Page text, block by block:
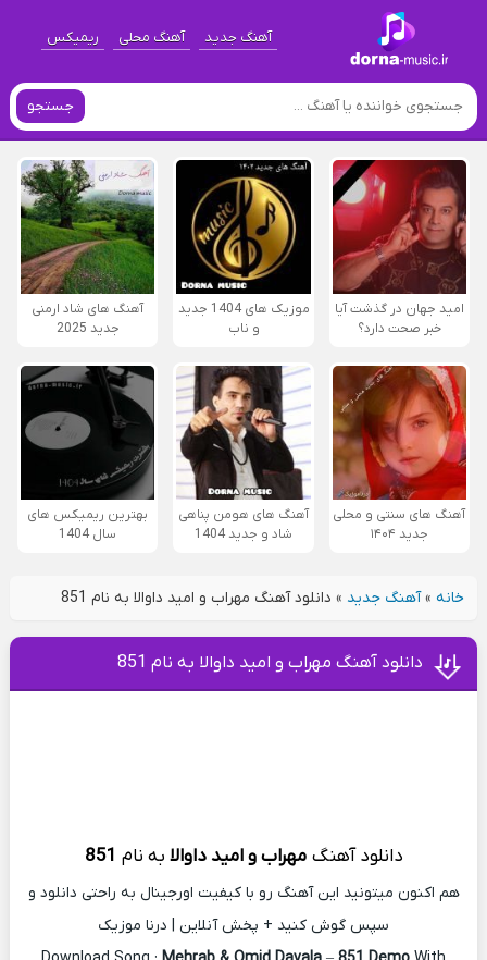
آهنگ جدید آهنگ محلی ریمیکس
جستجو
امید جهان در گذشت آیا
خبر صحت دارد؟
موزیک های 1404 جدید
و ناب
آهنگ های شاد ارمنی
جدید 2025
آهنگ های سنتی و محلی
جدید ۱۴۰۴
آهنگ های هومن پناهی
شاد و جدید 1404
بهترین ریمیکس های
سال 1404
خانه»آهنگ جدید » دانلود آهنگ مهراب و امید داوالا به نام 851
دانلود آهنگ مهراب و امید داوالا به نام 851
دانلود آهنگ مهراب و امید داوالا به نام 851
هم اکنون میتونید این آهنگ رو با کیفیت اورجینال به راحتی دانلود و
سپس گوش کنید + پخش آنلاین | درنا موزیک